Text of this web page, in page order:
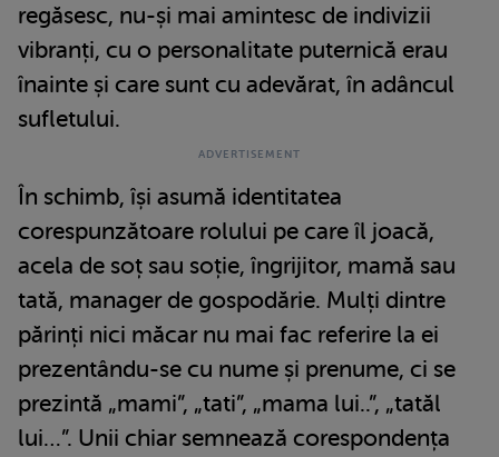
regăsesc, nu-și mai amintesc de indivizii
vibranți, cu o personalitate puternică erau
înainte și care sunt cu adevărat, în adâncul
sufletului.
În schimb, își asumă identitatea
corespunzătoare rolului pe care îl joacă,
acela de soț sau soție, îngrijitor, mamă sau
tată, manager de gospodărie. Mulți dintre
părinți nici măcar nu mai fac referire la ei
prezentându-se cu nume și prenume, ci se
prezintă „mami”, „tati”, „mama lui..”, „tatăl
lui…”. Unii chiar semnează corespondența